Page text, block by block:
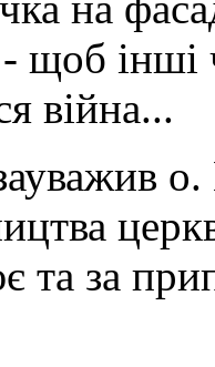
щоб інші
війна...
та за